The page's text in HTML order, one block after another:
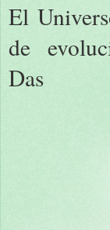
El
de
Das